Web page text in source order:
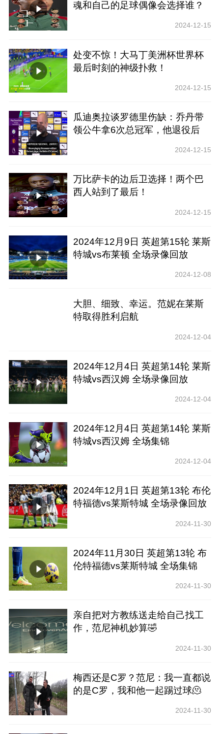
魂和自己的足球偶像会选择谁？
2024-12-15
处变不惊！大马丁美洲杯世界杯
最后时刻的神级扑救！
2024-12-15
瓜迪奥拉谈罗德里伤缺：乔丹带
领公牛拿6次总冠军，他退役后
2024-12-15
万比萨卡的边后卫选择！两个巴
西人站到了最后！
2024-12-15
2024年12月9日 英超第15轮 莱斯
特城vs布莱顿 全场录像回放
2024-12-08
大胆、细致、幸运。范妮在莱斯
特取得胜利启航
2024-12-04
2024年12月4日 英超第14轮 莱斯
特城vs西汉姆 全场录像回放
2024-12-04
2024年12月4日 英超第14轮 莱斯
特城vs西汉姆 全场集锦
2024-12-04
2024年12月1日 英超第13轮 布伦
特福德vs莱斯特城 全场录像回放
2024-11-30
2024年11月30日 英超第13轮 布
伦特福德vs莱斯特城 全场集锦
2024-11-30
亲自把对方教练送走给自己找工
作，范尼神机妙算🤣
2024-11-30
梅西还是C罗？范尼：我一直都说
的是C罗，我和他一起踢过球🫠
2024-11-30